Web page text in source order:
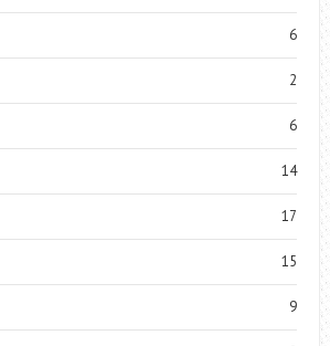
6
2
6
14
17
15
9